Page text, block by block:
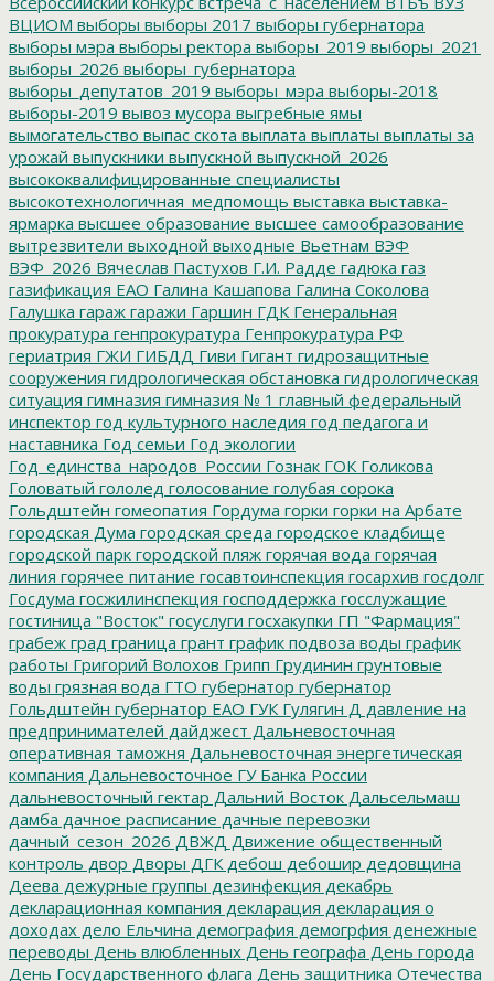
ВЦИОМ выборы выборы 2017 выборы губернатора
выборы мэра выборы ректора выборы_2019 выборы_2021
выборы_2026 выборы_губернатора
выборы_депутатов_2019 выборы_мэра выборы-2018
выборы-2019 вывоз мусора выгребные ямы
вымогательство выпас скота выплата выплаты выплаты за
урожай выпускники выпускной выпускной_2026
высококвалифицированные специалисты
высокотехнологичная_медпомощь выставка выставка-
ярмарка высшее образование высшее самообразование
вытрезвители выходной выходные Вьетнам ВЭФ
ВЭФ_2026 Вячеслав Пастухов Г.И. Радде гадюка газ
газификация ЕАО Галина Кашапова Галина Соколова
Галушка гараж гаражи Гаршин ГДК Генеральная
прокуратура генпрокуратура Генпрокуратура РФ
гериатрия ГЖИ ГИБДД Гиви Гигант гидрозащитные
сооружения гидрологическая обстановка гидрологическая
ситуация гимназия гимназия № 1 главный федеральный
инспектор год культурного наследия год педагога и
наставника Год семьи Год экологии
Год_единства_народов_России Гознак ГОК Голикова
Головатый гололед голосование голубая сорока
Гольдштейн гомеопатия Гордума горки горки на Арбате
городская Дума городская среда городское кладбище
городской парк городской пляж горячая вода горячая
линия горячее питание госавтоинспекция госархив госдолг
Госдума госжилинспекция господдержка госслужащие
гостиница "Восток" госуслуги госхакупки ГП "Фармация"
грабеж град граница грант график подвоза воды график
работы Григорий Волохов Грипп Грудинин грунтовые
воды грязная вода ГТО губернатор губернатор
Гольдштейн губернатор ЕАО ГУК Гулягин Д давление на
предпринимателей дайджест Дальневосточная
оперативная таможня Дальневосточная энергетическая
компания Дальневосточное ГУ Банка России
дальневосточный гектар Дальний Восток Дальсельмаш
дамба дачное расписание дачные перевозки
дачный_сезон_2026 ДВЖД Движение общественный
контроль двор Дворы ДГК дебош дебошир дедовщина
Деева дежурные группы дезинфекция декабрь
декларационная компания декларация декларация о
доходах дело Ельчина демография демогрфия денежные
переводы День влюбленных День географа День города
День Государственного флага День защитника Отечества